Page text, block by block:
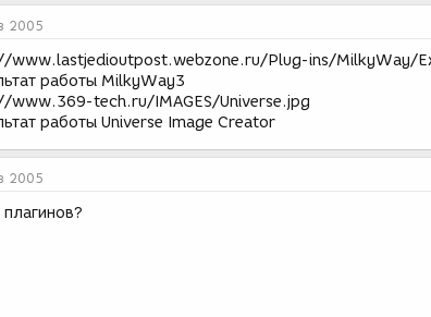
2005
www.lastjedioutpost.webzone.ru/Plug-ins/MilkyWay/
работы MilkyWay3
www.369-tech.ru/IMAGES/Universe.jpg
работы Universe Image Creator
2005